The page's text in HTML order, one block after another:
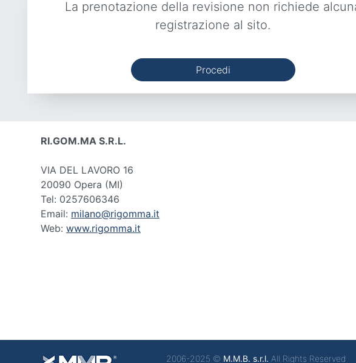
La prenotazione della revisione non richiede
registrazione al sito.
Procedi
RI.GOM.MA S.R.L.
VIA DEL LAVORO 16
20090 Opera (MI)
Tel: 0257606346
Email: milano@rigomma.it
Web: www.rigomma.it
2006-2025 © M.M.B. s.r.l. All Rights Reserved